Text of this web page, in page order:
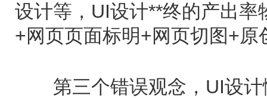
设计等，UI设计**终的产出
+网页页面标明+网页切图+原
第三个错误观念，UI设计